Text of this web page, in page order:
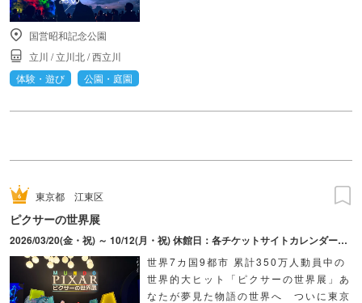
国営昭和記念公園
立川 /立川北/西立川
体験・遊び
公園・庭園
東京都 江東区
ピクサーの世界展
2026/03/20(金・祝) ～ 10/12(月・祝) 休館日：各チケットサイトカレンダーにてご確認ください。
世界7カ国9都市 累計350万人動員中の
世界的大ヒット「ピクサーの世界展」あ
なたが夢見た物語の世界へ ついに東京